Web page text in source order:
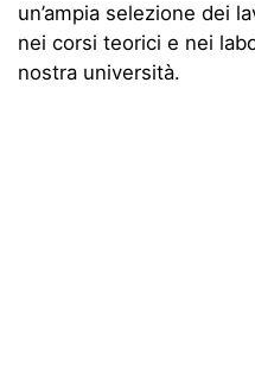
un’ampia selezione dei
nei corsi teorici e nei
nostra università.